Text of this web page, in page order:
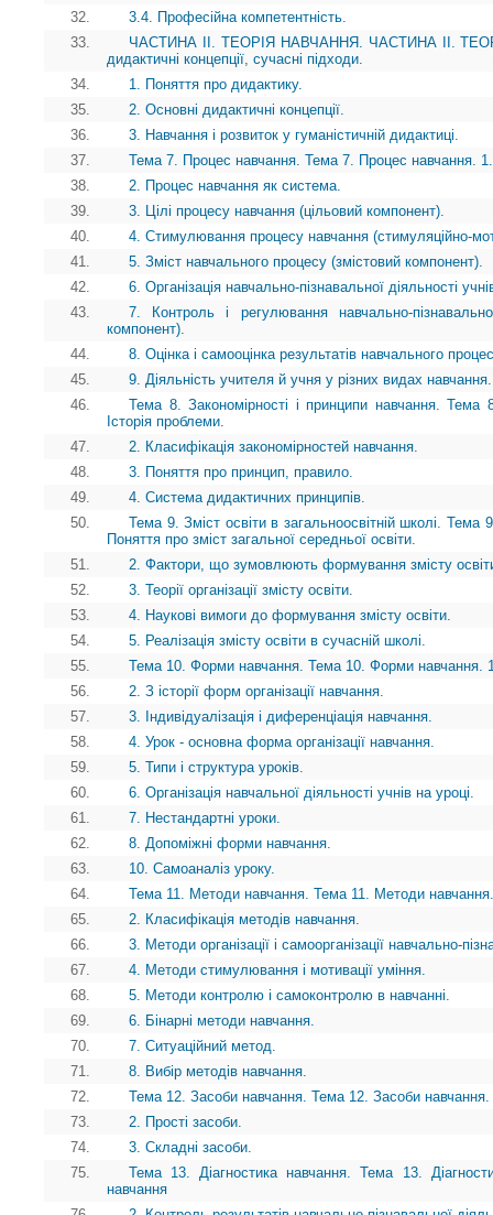
32.
3.4. Професійна компетентність.
33.
ЧАСТИНА II. ТЕОРІЯ НАВЧАННЯ. ЧАСТИНА II.
дидактичні концепції, сучасні підходи.
34.
1. Поняття про дидактику.
35.
2. Основні дидактичні концепції.
36.
3. Навчання і розвиток у гуманістичній дидактиці.
37.
Тема 7. Процес навчання. Тема 7. Процес навчання.
38.
2. Процес навчання як система.
39.
3. Цілі процесу навчання (цільовий компонент).
40.
4. Стимулювання процесу навчання (стимуляційно-
41.
5. Зміст навчального процесу (змістовий компонент).
42.
6. Організація навчально-пізнавальної діяльності
43.
7. Контроль і регулювання навчально-
компонент).
44.
8. Оцінка і самооцінка результатів навчального
45.
9. Діяльність учителя й учня у різних видах навчання.
46.
Тема 8. Закономірності і принципи навчання. Тема
Історія проблеми.
47.
2. Класифікація закономірностей навчання.
48.
3. Поняття про принцип, правило.
49.
4. Система дидактичних принципів.
50.
Тема 9. Зміст освіти в загальноосвітній школі. Тема
Поняття про зміст загальної середньої освіти.
51.
2. Фактори, що зумовлюють формування змісту
52.
3. Теорії організації змісту освіти.
53.
4. Наукові вимоги до формування змісту освіти.
54.
5. Реалізація змісту освіти в сучасній школі.
55.
Тема 10. Форми навчання. Тема 10. Форми навчання.
56.
2. З історії форм організації навчання.
57.
3. Індивідуалізація і диференціація навчання.
58.
4. Урок - основна форма організації навчання.
59.
5. Типи і структура уроків.
60.
6. Організація навчальної діяльності учнів на уроці.
61.
7. Нестандартні уроки.
62.
8. Допоміжні форми навчання.
63.
10. Самоаналіз уроку.
64.
Тема 11. Методи навчання. Тема 11. Методи
65.
2. Класифікація методів навчання.
66.
3. Методи організації і самоорганізації навчально-
67.
4. Методи стимулювання і мотивації уміння.
68.
5. Методи контролю і самоконтролю в навчанні.
69.
6. Бінарні методи навчання.
70.
7. Ситуаційний метод.
71.
8. Вибір методів навчання.
72.
Тема 12. Засоби навчання. Тема 12. Засоби
73.
2. Прості засоби.
74.
3. Складні засоби.
75.
Тема 13. Діагностика навчання. Тема 13.
навчання